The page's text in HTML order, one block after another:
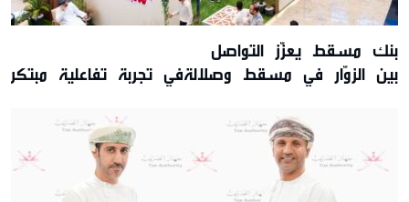
بنك مسقط يعزّز التواصل
بين الزوّار في مسقط وصلالةفي تجربة تفاعلية